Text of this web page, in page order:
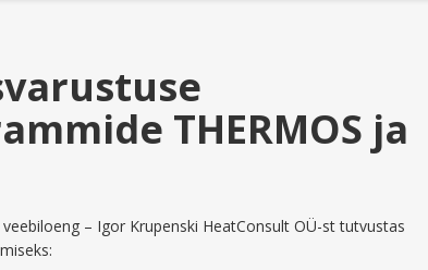
THERMOS ja
– Igor Krupenski HeatConsult OÜ-st tutvustas